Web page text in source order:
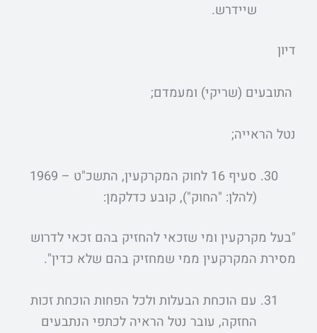
שיידרש.
דיון
התובעים (שריקי) ומעמדם;
נטל הראייה;
סעיף 16 לחוק המקרקעין, התשכ"ט – 1969
(להלן: "החוק"), קובע כדלקמן:
"בעל מקרקעין ומי שזכאי להחזיק בהם זכאי לדרוש
מסירת המקרקעין ממי שמחזיק בהם שלא כדין".
עם הוכחת הבעלות ולכל הפחות הוכחת זכות
החזקה, עובר נטל הראיה לכתפי הנתבעים